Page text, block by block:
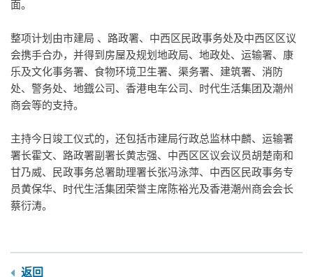
面。
整项计划由市建局 、路政署、中西区民政事务处及中西区区议
会携手合办，并得到房屋及规划地政局、地政处、运输署、康
乐及文化事务署、食物环境卫生署、渠务署、建筑署、消防
处、警务处、地鐡公司、香港电车公司、时代生活集团及潮州
商会等的支持。
主持今日竣工仪式的，还包括市建局行政总监林中麟、运输署
署长霍文、路政署副署长黄志强、中西区区议会议员胡楚南和
甘乃威、民政事务总署助理署长张冯泳萍、中西区民政事务专
员黄保华、时代生活集团荣誉主席陈裕光及香港潮州商会会长
蔡衍涛。
返回